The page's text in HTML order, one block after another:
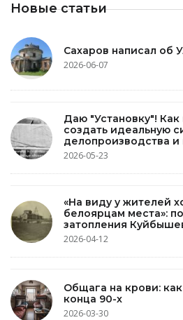
Новые статьи
Сахаров написал об
2026-06-07
Даю "Установку"!
создать идеальную
делопроизводства
2026-05-23
«На виду у жителей
белоярцам места»:
затопления
2026-04-12
Общага на крови:
конца 90-х
2026-03-30